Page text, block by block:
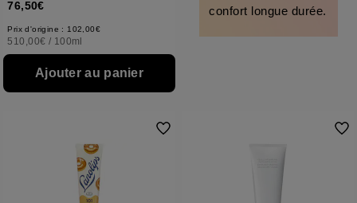
76,50€
Prix d'origine : 102,00€
510,00€ / 100ml
Ajouter au panier
confort longue durée.